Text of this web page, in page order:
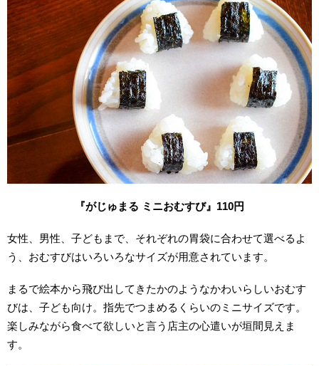
『がじゅまる ミニおむすび』110円
女性、男性、子どもまで、それぞれの胃袋に合わせて選べるよ
う、おむすびはいろいろなサイズが用意されています。
まるで絵本から飛び出してきたかのようなかわいらしいおむす
びは、子ども向け。指先でつまめるくらいのミニサイズです。
楽しみながら食べて欲しいと言う店主の心遣いが垣間見えま
す。